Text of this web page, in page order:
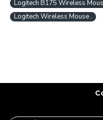
Logitech B175 Wireless
Logitech Wireless Mouse .